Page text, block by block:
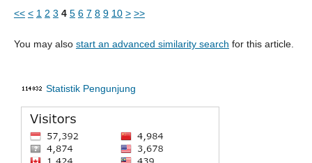
<< < 1 2 3 4 5 6 7 8 9 10 > >>
You may also start an advanced similarity search for this article.
Statistik Pengunjung